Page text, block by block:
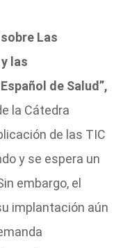
Las
las
de Salud”,
la Cátedra
de las TIC
y se espera un
embargo, el
implantación aún